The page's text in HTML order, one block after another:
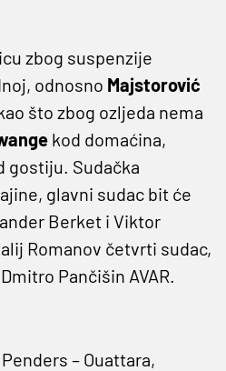
zbog suspenzije
odnosno Majstorović
što zbog ozljeda nema
kod domaćina,
gostiju. Sudačka
glavni sudac bit će
Berket i Viktor
Romanov četvrti sudac,
Dmitro Pančišin AVAR.
– Ouattara,